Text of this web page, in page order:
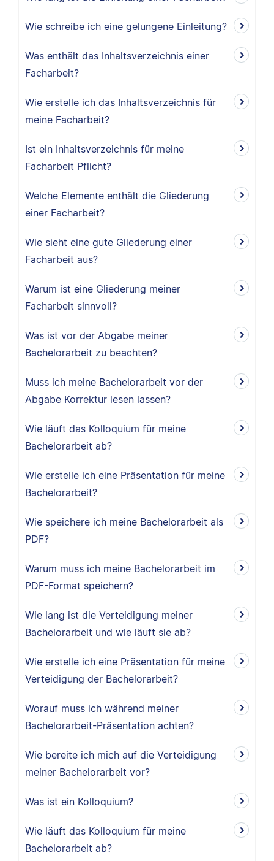
Wie schreibe ich eine gelungene Einleitung?
Was enthält das Inhaltsverzeichnis einer
Facharbeit?
Wie erstelle ich das Inhaltsverzeichnis für
meine Facharbeit?
Ist ein Inhaltsverzeichnis für meine
Facharbeit Pflicht?
Welche Elemente enthält die Gliederung
einer Facharbeit?
Wie sieht eine gute Gliederung einer
Facharbeit aus?
Warum ist eine Gliederung meiner
Facharbeit sinnvoll?
Was ist vor der Abgabe meiner
Bachelorarbeit zu beachten?
Muss ich meine Bachelorarbeit vor der
Abgabe Korrektur lesen lassen?
Wie läuft das Kolloquium für meine
Bachelorarbeit ab?
Wie erstelle ich eine Präsentation für meine
Bachelorarbeit?
Wie speichere ich meine Bachelorarbeit als
PDF?
Warum muss ich meine Bachelorarbeit im
PDF-Format speichern?
Wie lang ist die Verteidigung meiner
Bachelorarbeit und wie läuft sie ab?
Wie erstelle ich eine Präsentation für meine
Verteidigung der Bachelorarbeit?
Worauf muss ich während meiner
Bachelorarbeit-Präsentation achten?
Wie bereite ich mich auf die Verteidigung
meiner Bachelorarbeit vor?
Was ist ein Kolloquium?
Wie läuft das Kolloquium für meine
Bachelorarbeit ab?